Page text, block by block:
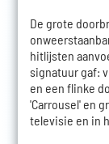
De grote
hitlijsten
signatuur gaf:
en een flinke
'Carrousel' en
televisie en in